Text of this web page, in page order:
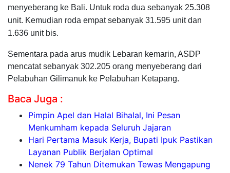
menyeberang ke Bali. Untuk roda dua sebanyak 25.308
unit. Kemudian roda empat sebanyak 31.595 unit dan
1.636 unit bis.
Sementara pada arus mudik Lebaran kemarin, ASDP
mencatat sebanyak 302.205 orang menyeberang dari
Pelabuhan Gilimanuk ke Pelabuhan Ketapang.
Baca Juga :
Pimpin Apel dan Halal Bihalal, Ini Pesan
Menkumham kepada Seluruh Jajaran
Hari Pertama Masuk Kerja, Bupati Ipuk Pastikan
Layanan Publik Berjalan Optimal
Nenek 79 Tahun Ditemukan Tewas Mengapung